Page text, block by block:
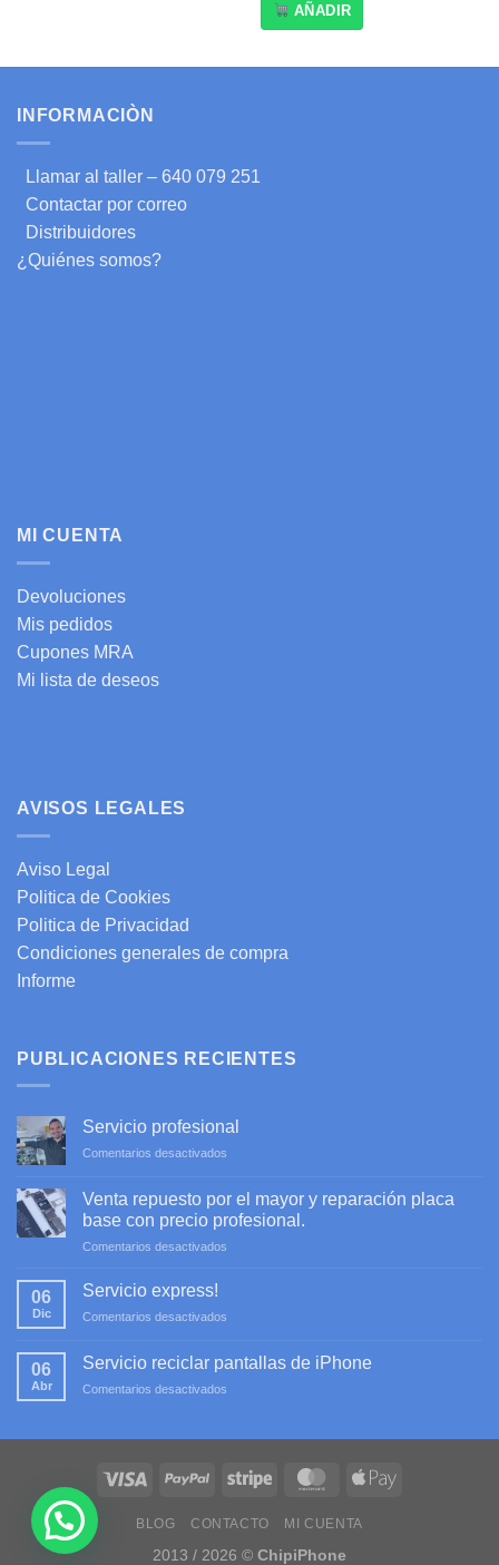
AÑADIR
INFORMACIÒN
Llamar al taller – 640 079 251
Contactar por correo
Distribuidores
¿Quiénes somos?
MI CUENTA
Devoluciones
Mis pedidos
Cupones MRA
Mi lista de deseos
AVISOS LEGALES
Aviso Legal
Politica de Cookies
Politica de Privacidad
Condiciones generales de compra
Informe
PUBLICACIONES RECIENTES
Servicio profesional
Comentarios desactivados
profesional
Venta repuesto por el mayor y reparación placa
base con precio profesional.
Comentarios desactivados
y
profesional.
06
Dic
Servicio express!
Comentarios desactivados
express!
06
Abr
Servicio reciclar pantallas de iPhone
Comentarios desactivados
iPhone
BLOG CONTACTO MI CUENTA
2013 / 2026 © ChipiPhone